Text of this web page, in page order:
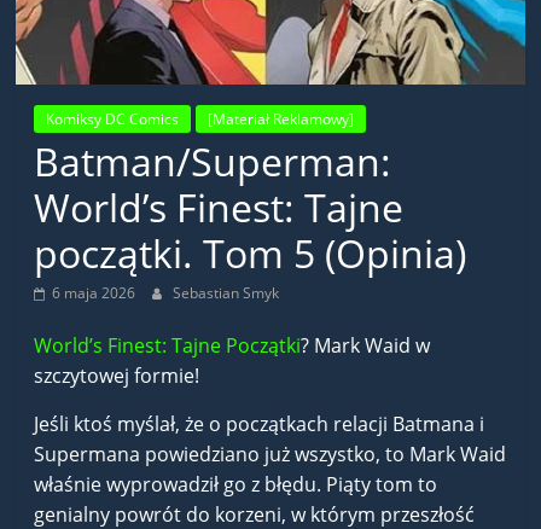
Komiksy DC Comics [Materiał Reklamowy]
Batman/Superman:
World’s Finest: Tajne
początki. Tom 5 (Opinia)
6 maja 2026 Sebastian Smyk
World’s Finest: Tajne Początki? Mark Waid w
szczytowej formie!
Jeśli ktoś myślał, że o początkach relacji Batmana i
Supermana powiedziano już wszystko, to Mark Waid
właśnie wyprowadził go z błędu. Piąty tom to
genialny powrót do korzeni, w którym przeszłość